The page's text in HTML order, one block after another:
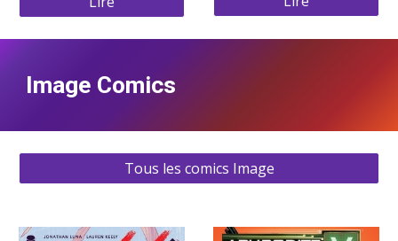
Image Comics
Tous les comics Image